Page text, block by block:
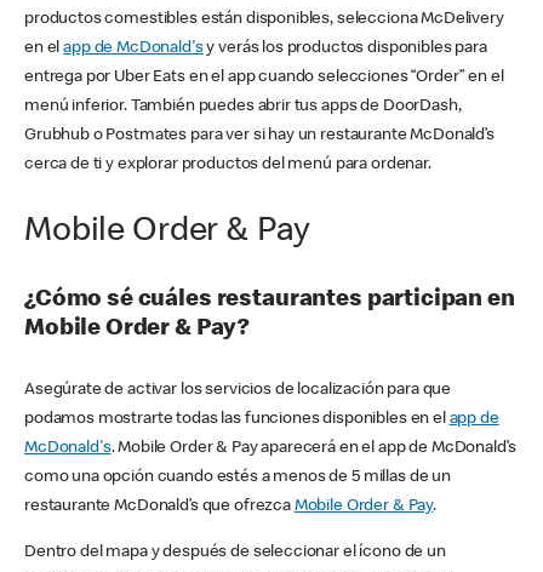
productos comestibles están disponibles, selecciona McDelivery
en elapp de McDonald'sy verás los productos disponibles para
entrega por Uber Eats en el app cuando selecciones “Order” en el
menú inferior. También puedes abrir tus apps de DoorDash,
Grubhub o Postmates para ver si hay un restaurante McDonald’s
cerca de ti y explorar productos del menú para ordenar.
Mobile Order & Pay
¿Cómo sé cuáles restaurantes participan en
Mobile Order & Pay?
Asegúrate de activar los servicios de localización para que
podamos mostrarte todas las funciones disponibles en el app de
McDonald's. Mobile Order & Pay aparecerá en el app de McDonald’s
como una opción cuando estés a menos de 5 millas de un
restaurante McDonald’s que ofrezca Mobile Order & Pay.
Dentro del mapa y después de seleccionar el ícono de un